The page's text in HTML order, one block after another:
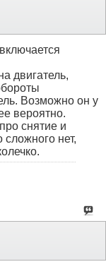
двигатель,
Возможно он у
вероятно.
снятие и
сложного нет,